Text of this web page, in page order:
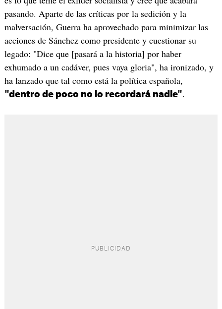
pasando. Aparte de las críticas por la sedición y la
malversación, Guerra ha aprovechado para minimizar las
acciones de Sánchez como presidente y cuestionar su
legado: "Dice que [pasará a la historia] por haber
exhumado a un cadáver, pues vaya gloria", ha ironizado, y
ha lanzado que tal como está la política española,
"dentro de poco no lo recordará nadie".